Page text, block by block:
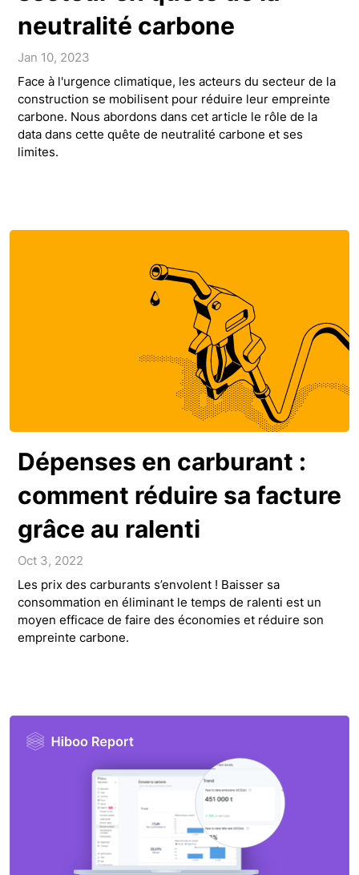
neutralité carbone
Jan 10, 2023
Face à l'urgence climatique, les acteurs du secteur de la
construction se mobilisent pour réduire leur empreinte
carbone. Nous abordons dans cet article le rôle de la
data dans cette quête de neutralité carbone et ses
limites.
Dépenses en carburant :
comment réduire sa facture
grâce au ralenti
Oct 3, 2022
Les prix des carburants s’envolent ! Baisser sa
consommation en éliminant le temps de ralenti est un
moyen efficace de faire des économies et réduire son
empreinte carbone.